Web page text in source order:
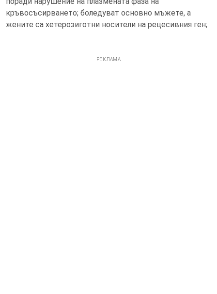
кръвосъсирването; боледуват основно мъжете, а
жените са хетерозиготни носители на рецесивния ген;
РЕКЛАМА